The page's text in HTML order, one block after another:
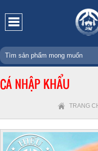
CÁ NHẬP KHẨU
TRANG